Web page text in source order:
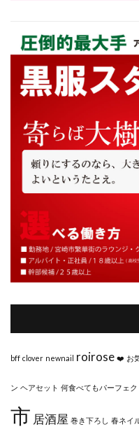
bff clover newnail roirose ❤️ お
ン ヘアセット 何食べてもパーフェク
市 居酒屋 巻き下ろし 春ネイ